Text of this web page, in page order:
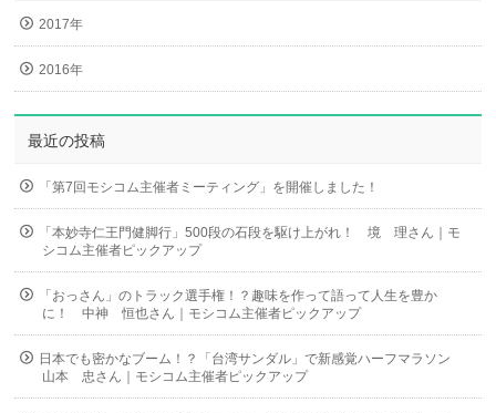
2017年
2016年
最近の投稿
「第7回モシコム主催者ミーティング」を開催しました！
「本妙寺仁王門健脚行」500段の石段を駆け上がれ！ 境 理さん｜モ
シコム主催者ピックアップ
「おっさん」のトラック選手権！？趣味を作って語って人生を豊か
に！ 中神 恒也さん｜モシコム主催者ピックアップ
日本でも密かなブーム！？「台湾サンダル」で新感覚ハーフマラソン
山本 忠さん｜モシコム主催者ピックアップ